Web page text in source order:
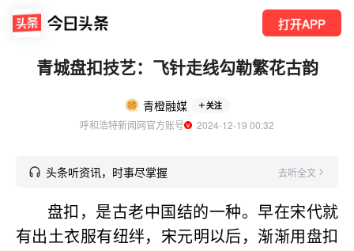
打开APP
青城盘扣技艺：飞针走线勾勒繁花古韵
青橙融媒 关注
呼和浩特新闻网官方账号
  2024-12-19 00:32
头条听资讯，时事尽掌握 去听全文
盘扣，是古老中国结的一种。早在宋代就
有出土衣服有纽绊，宋元明以后，渐渐用盘扣